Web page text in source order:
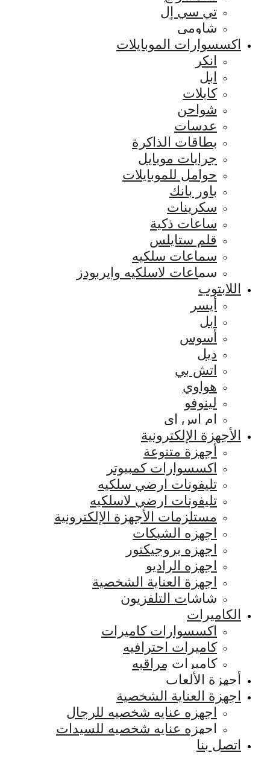
تي سي إل
شاومي
اكسسوارات الموبايلات
انكر
ابل
كابلات
شواحن
عدسات
بطاقات الذاكرة
جرابات موبايل
حوامل للموبايلات
باور بانك
سكرينات
ساعات ذكية
قلم ستايلس
سماعات سلكيه
سماعات لاسلكيه وايربودز
اللابتوب
أيسر
ابل
أسوس
ديل
اتش بي
هواوي
لينوفو
ام اس اي
الأجهزة الإلكترونية
أجهزة متنوعة
اكسسوارات كمبيوتر
تليفونات ارضي سلكيه
تليفونات ارضي لاسلكيه
مستلزمات الأجهزة الإلكترونية
اجهزه الشبكات
اجهزه بروجيكتور
اجهزه الراديو
اجهزة العناية الشخصية
شاشات التلفزيون
الكاميرات
اكسسوارات كاميرات
كاميرات احترافيه
كاميرات مراقبه
أجهزة الألعاب
اجهزة العناية الشخصية
اجهزه عنايه شخصيه للرجال
اجهزه عنايه شخصيه للسيدات
اتصل بنا